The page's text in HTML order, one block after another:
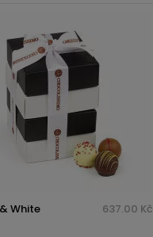
White 637.00 Kč